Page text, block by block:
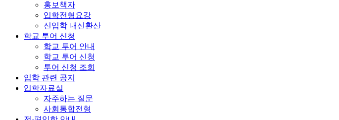
홍보책자
입학전형요강
신입학 내신환산
학교 투어 신청
학교 투어 안내
학교 투어 신청
투어 신청 조회
입학 관련 공지
입학자료실
자주하는 질문
사회통합전형